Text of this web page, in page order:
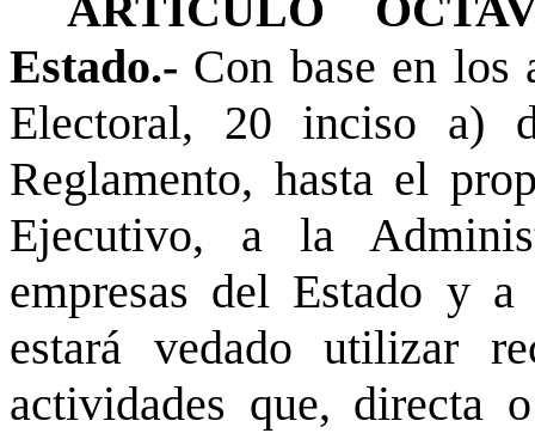
ARTÍCULO
Estado.- Con base en
Electoral, 20 inciso
Reglamento, hasta el
Ejecutivo, a la
empresas del Estado y
estará vedado utilizar
actividades que, directa